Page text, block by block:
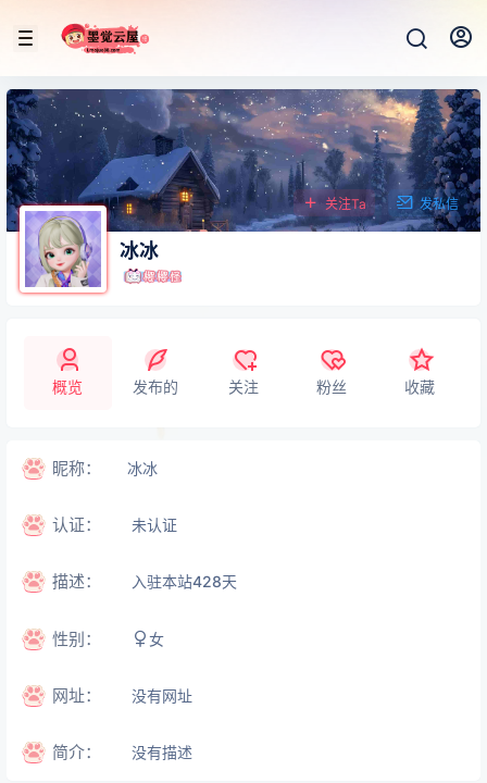
冰冰
关注Ta 发私信
概览 发布的 关注 粉丝 收藏
昵称： 冰冰
认证： 未认证
描述： 入驻本站428天
性别： 女
网址： 没有网址
简介： 没有描述